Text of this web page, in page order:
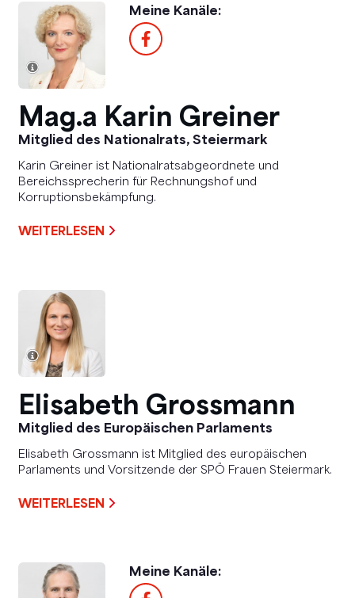
Meine Kanäle:
Mag.a Karin Greiner
Mitglied des Nationalrats, Steiermark
Karin Greiner ist Nationalratsabgeordnete und
Bereichssprecherin für Rechnungshof und
Korruptionsbekämpfung.
WEITERLESEN
Elisabeth Grossmann
Mitglied des Europäischen Parlaments
Elisabeth Grossmann ist Mitglied des europäischen
Parlaments und Vorsitzende der SPÖ Frauen Steiermark.
WEITERLESEN
Meine Kanäle: